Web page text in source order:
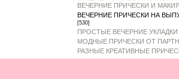
ВЕЧЕРНИЕ ПРИЧЕСКИ И
ВЕЧЕРНИЕ ПРИЧЕСКИ НА
[530]
ПРОСТЫЕ ВЕЧЕРНИЕ
МОДНЫЕ ПРИЧЕСКИ ОТ
РАЗНЫЕ КРЕАТИВНЫЕ